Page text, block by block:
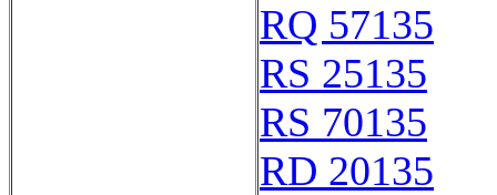
RQ 57135
RS 25135
RS 70135
RD 20135